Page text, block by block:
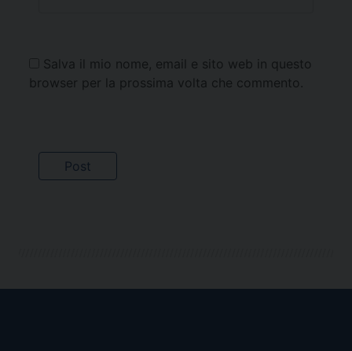
Salva il mio nome, email e sito web in questo
browser per la prossima volta che commento.